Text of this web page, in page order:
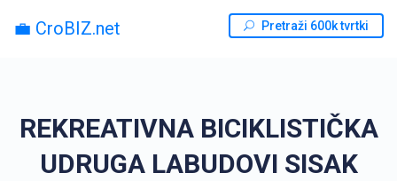
💼 CroBIZ.net Pretraži 600k tvrtki
REKREATIVNA BICIKLISTIČKA
UDRUGA LABUDOVI SISAK